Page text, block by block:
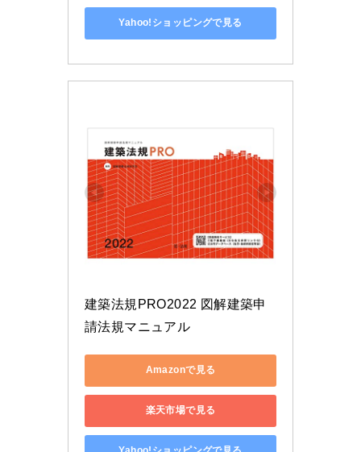
Yahoo!ショッピングで見る
建築法規PRO2022 図解建築申
請法規マニュアル
Amazonで見る
楽天市場で見る